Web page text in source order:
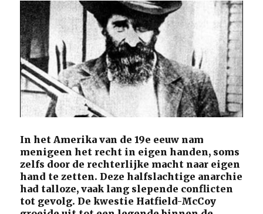
In het Amerika van de 19e eeuw nam
menigeen het recht in eigen handen, soms
zelfs door de rechterlijke macht naar eigen
hand te zetten. Deze halfslachtige anarchie
had talloze, vaak lang slepende conflicten
tot gevolg. De kwestie Hatfield-McCoy